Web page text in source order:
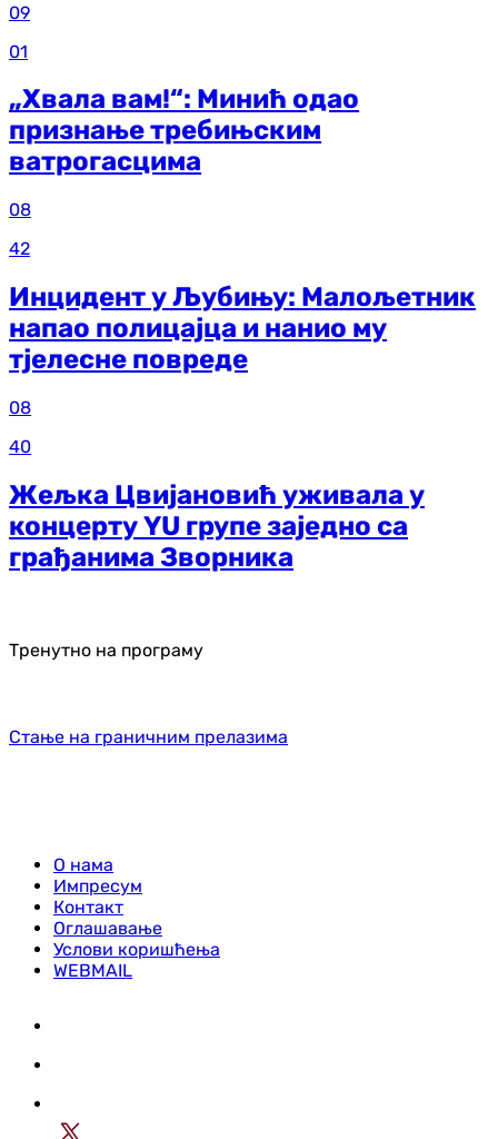
09
01
„Хвала вам!“: Минић одао
признање требињским
ватрогасцима
08
42
Инцидент у Љубињу: Малољетник
напао полицајца и нанио му
тјелесне повреде
08
40
Жељка Цвијановић уживала у
концерту YU групе заједно са
грађанима Зворника
Тренутно на програму
Стање на граничним прелазима
О нама
Импресум
Контакт
Оглашавање
Услови коришћења
WEBMAIL